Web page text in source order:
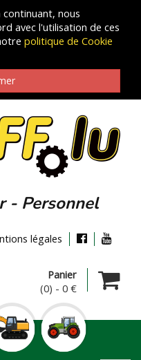
continuant, nous
avec l'utilisation de ces
politique de Cookie
- Personnel
légales
Panier
(0) - 0 €